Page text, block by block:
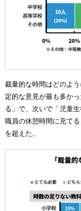
裁量的な時間はどのよ
定的な意見が最も多か
る」で、次いで「児童
職員の休憩時間に充て
を超えた。